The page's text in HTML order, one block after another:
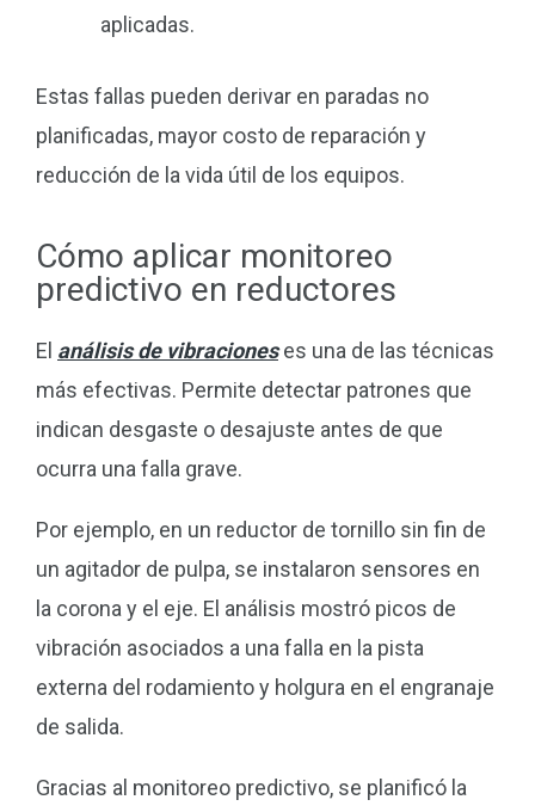
aplicadas.
Estas fallas pueden derivar en paradas no
planificadas, mayor costo de reparación y
reducción de la vida útil de los equipos.
Cómo aplicar monitoreo
predictivo en reductores
El análisis de vibracioneses una de las técnicas
más efectivas. Permite detectar patrones que
indican desgaste o desajuste antes de que
ocurra una falla grave.
Por ejemplo, en un reductor de tornillo sin fin de
un agitador de pulpa, se instalaron sensores en
la corona y el eje. El análisis mostró picos de
vibración asociados a una falla en la pista
externa del rodamiento y holgura en el engranaje
de salida.
Gracias al monitoreo predictivo, se planificó la